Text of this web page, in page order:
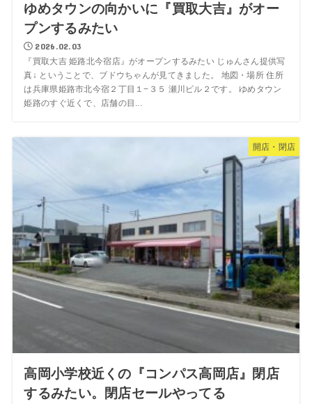
ゆめタウンの向かいに『買取大吉』がオー
プンするみたい
2026.02.03
『買取大吉 姫路北今宿店』がオープンするみたい じゅんさん提供写
真↓ ということで、ブドウちゃんが見てきました。 地図・場所 住所
は兵庫県姫路市北今宿２丁目１−３５ 瀬川ビル２です。 ゆめタウン
姫路のすぐ近くで、店舗の目...
開店・閉店
高岡小学校近くの『コンパス高岡店』閉店
するみたい。閉店セールやってる